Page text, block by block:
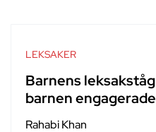
LEKSAKER
Barnens
barnen
Rahabi Khan